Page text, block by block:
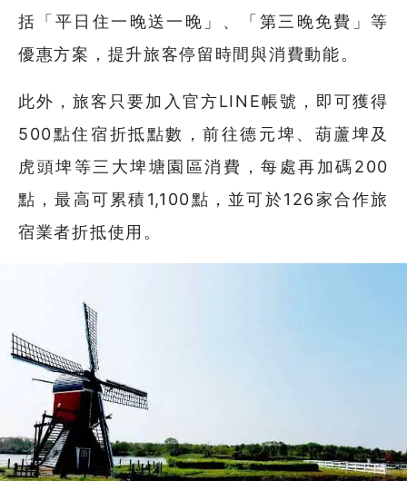
括「平日住一晚送一晚」、「第三晚免費」等
優惠方案，提升旅客停留時間與消費動能。
此外，旅客只要加入官方LINE帳號，即可獲得
500點住宿折抵點數，前往德元埤、葫蘆埤及
虎頭埤等三大埤塘園區消費，每處再加碼200
點，最高可累積1,100點，並可於126家合作旅
宿業者折抵使用。